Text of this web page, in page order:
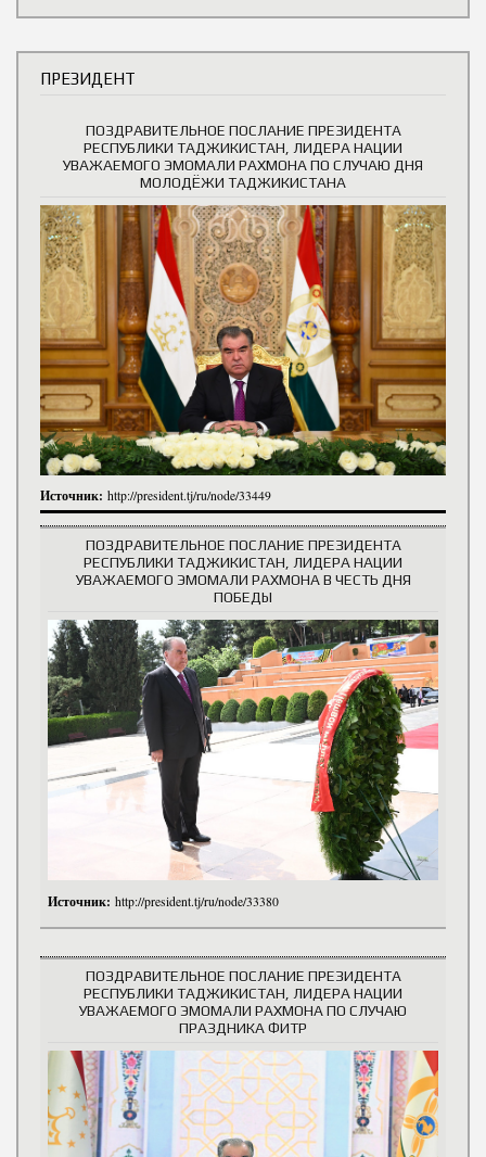
ПРЕЗИДЕНТ
ПОЗДРАВИТЕЛЬНОЕ ПОСЛАНИЕ ПРЕЗИДЕНТА
РЕСПУБЛИКИ ТАДЖИКИСТАН, ЛИДЕРА НАЦИИ
УВАЖАЕМОГО ЭМОМАЛИ РАХМОНА ПО СЛУЧАЮ ДНЯ
МОЛОДЁЖИ ТАДЖИКИСТАНА
Источник: http://president.tj/ru/node/33449
ПОЗДРАВИТЕЛЬНОЕ ПОСЛАНИЕ ПРЕЗИДЕНТА
РЕСПУБЛИКИ ТАДЖИКИСТАН, ЛИДЕРА НАЦИИ
УВАЖАЕМОГО ЭМОМАЛИ РАХМОНА В ЧЕСТЬ ДНЯ
ПОБЕДЫ
Источник: http://president.tj/ru/node/33380
ПОЗДРАВИТЕЛЬНОЕ ПОСЛАНИЕ ПРЕЗИДЕНТА
РЕСПУБЛИКИ ТАДЖИКИСТАН, ЛИДЕРА НАЦИИ
УВАЖАЕМОГО ЭМОМАЛИ РАХМОНА ПО СЛУЧАЮ
ПРАЗДНИКА ФИТР